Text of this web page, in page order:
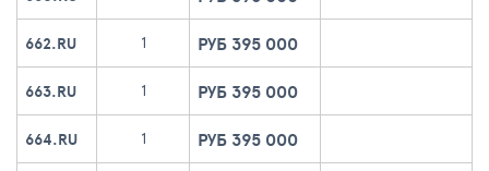
662.RU 1 РУБ 395 000
663.RU 1 РУБ 395 000
664.RU 1 РУБ 395 000